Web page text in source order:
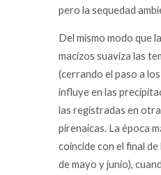
pero la sequedad
Del mismo modo que
macizos suaviza las
(cerrando el paso a
influye en las
las registradas en
pirenaicas. La época
coincide con el final
de mayo y junio),